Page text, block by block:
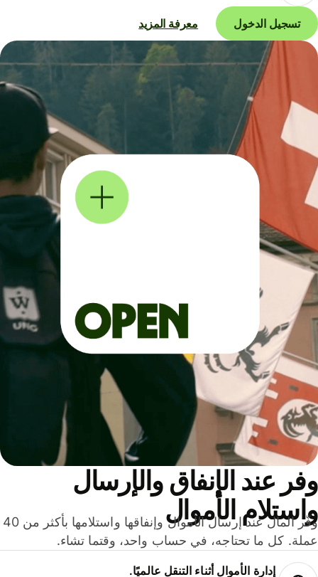
تسجيل الدخول معرفة المزيد
عند الإنفاق والإرسال
الأموال
وفّر المال عند إرسال الأموال وإنفاقها واستلامها بأكثر من 40
كل ما تحتاجه، في حساب واحد، وقتما تشاء.
إدارة الأموال أثناء التنقل عالميًا.